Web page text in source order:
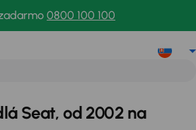
0800 100 100
Seat, od 2002 na